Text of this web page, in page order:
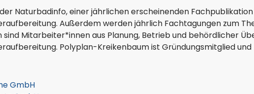
Naturbadinfo, einer jährlichen erscheinenden
Außerdem werden jährlich Fachtagungen zum
sind Mitarbeiter*innen aus Planung, Betrieb und behördlicher
Polyplan-Kreikenbaum ist Gründungsmitglied und
GmbH